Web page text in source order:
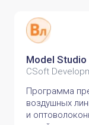
Model
CSoft
Программа
воздушных
и